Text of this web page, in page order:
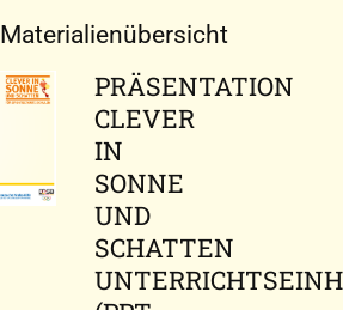
Materialienübersicht
PRÄSENTATION
CLEVER
IN
SONNE
UND
SCHATTEN